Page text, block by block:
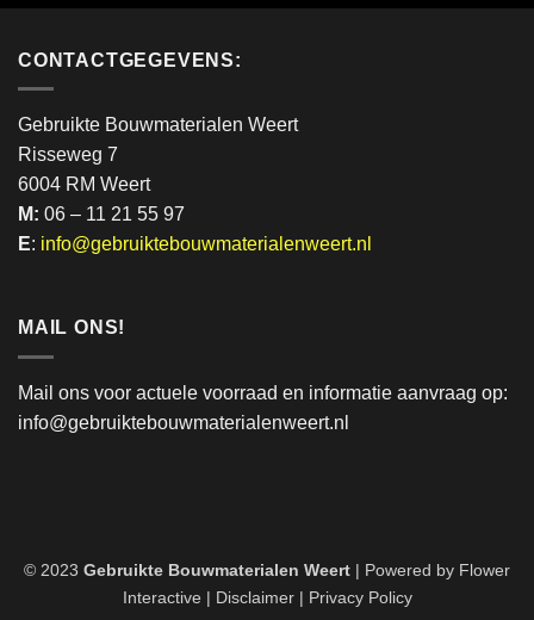
CONTACTGEGEVENS:
Gebruikte Bouwmaterialen Weert
Risseweg 7
6004 RM Weert
M: 06 – 11 21 55 97
E: info@gebruiktebouwmaterialenweert.nl
MAIL ONS!
Mail ons voor actuele voorraad en informatie aanvraag op:
info@gebruiktebouwmaterialenweert.nl
© 2023 Gebruikte Bouwmaterialen Weert | Powered by Flower
Interactive | Disclaimer| Privacy Policy